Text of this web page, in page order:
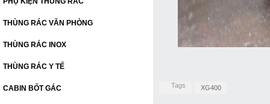
THÙNG RÁC VĂN PHÒNG
THÙNG RÁC INOX
THÙNG RÁC Y TẾ
CABIN BỐT GÁC Tags XG400